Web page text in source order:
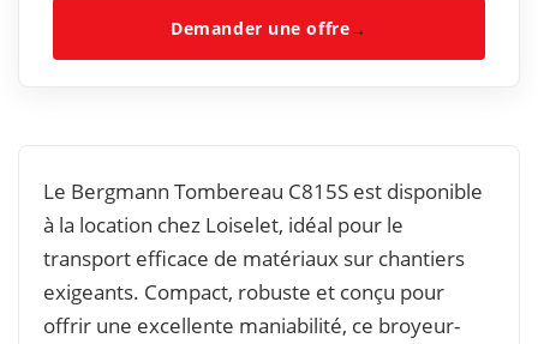
Demander une offre→
Le Bergmann Tombereau C815S est disponible
à la location chez Loiselet, idéal pour le
transport efficace de matériaux sur chantiers
exigeants. Compact, robuste et conçu pour
offrir une excellente maniabilité, ce broyeur-